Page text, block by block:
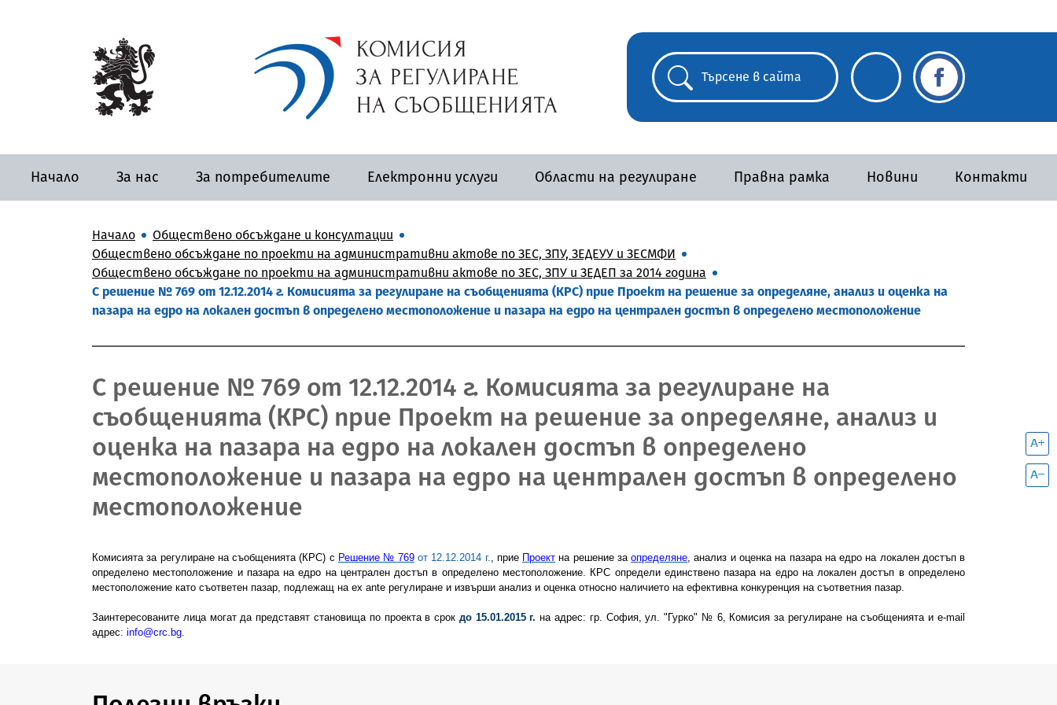
Начало За нас За потребителите Електронни услуги Области на регулиране Правна рамка Новини Контакти
Начало
Обществено обсъждане и консултации
Обществено обсъждане по проекти на административни актове по ЗЕС, ЗПУ, ЗЕДЕУУ и ЗЕСМФИ
Обществено обсъждане по проекти на административни актове по ЗЕС, ЗПУ и ЗЕДЕП за 2014 година
С решение № 769 от 12.12.2014 г. Комисията за регулиране на съобщенията (КРС) прие Проект на решение за определяне, анализ и оценка на
пазара на едро на локален достъп в определено местоположение и пазара на едро на централен достъп в определено местоположение
С решение № 769 от 12.12.2014 г. Комисията за регулиране на
съобщенията (КРС) прие Проект на решение за определяне, анализ и
оценка на пазара на едро на локален достъп в определено
местоположение и пазара на едро на централен достъп в определено
местоположение
Комисията за регулиране на съобщенията (КРС) с Решение № 769от 12.12. 2014 г. , прие Проект на решение заопределяне , анализ и оценкана пазара на едро на локален достъп в
определено местоположение и пазара на едро на централен достъп в определено местоположение
КРС определи единствено пазара на едро на локален достъп в определено
местоположение като съответен пазар, подлежащ на ex ante регулиране и извърши анализ и оценка относно наличието на ефективна конкуренция на съответния пазар.
Заинтересованите лица могат да представят становища по проекта в срок до 15.01.2015 г. на адрес: гр. София, ул. "Гурко" № 6, Комисия за регулиране на съобщенията иe-mail
адрес: info@crc bg